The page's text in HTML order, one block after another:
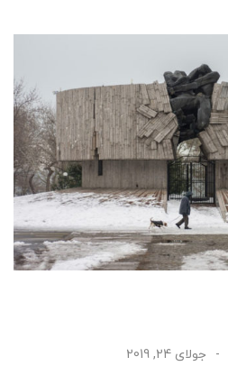
جولای 24, 2019